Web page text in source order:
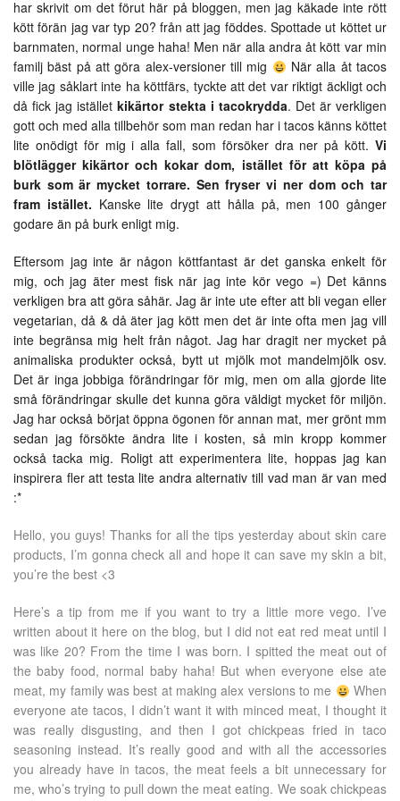
har skrivit om det förut här på bloggen, men jag käkade inte rött
kött förän jag var typ 20? från att jag föddes. Spottade ut köttet ur
barnmaten, normal unge haha! Men när alla andra åt kött var min
familj bäst på att göra alex-versioner till mig
När alla åt tacos
ville jag såklart inte ha köttfärs, tyckte att det var riktigt äckligt och
då fick jag iställetkikärtor stekta i tacokrydda. Det är verkligen
gott och med alla tillbehör som man redan har i tacos känns köttet
lite onödigt för mig i alla fall, som försöker dra ner på kött. Vi
blötlägger kikärtor och kokar dom, istället för att köpa på
burk som är mycket torrare. Sen fryser vi ner dom och tar
fram istället. Kanske lite drygt att hålla på, men 100 gånger
godare än på burk enligt mig.
Eftersom jag inte är någon köttfantast är det ganska enkelt för
mig, och jag äter mest fisk när jag inte kör vego =) Det känns
verkligen bra att göra såhär. Jag är inte ute efter att bli vegan eller
vegetarian, då & då äter jag kött men det är inte ofta men jag vill
inte begränsa mig helt från något. Jag har dragit ner mycket på
animaliska produkter också, bytt ut mjölk mot mandelmjölk osv.
Det är inga jobbiga förändringar för mig, men om alla gjorde lite
små förändringar skulle det kunna göra väldigt mycket för miljön.
Jag har också börjat öppna ögonen för annan mat, mer grönt mm
sedan jag försökte ändra lite i kosten, så min kropp kommer
också tacka mig. Roligt att experimentera lite, hoppas jag kan
inspirera fler att testa lite andra alternativ till vad man är van med
:*
Hello, you guys! Thanks for all the tips yesterday about skin care
products, I’m gonna check all and hope it can save my skin a bit,
you’re the best <3
Here’s a tip from me if you want to try a little more vego. I’ve
written about it here on the blog, but I did not eat red meat until I
was like 20? From the time I was born. I spitted the meat out of
the baby food, normal baby haha! But when everyone else ate
meat, my family was best at making alex versions to me
When
everyone ate tacos, I didn’t want it with minced meat, I thought it
was really disgusting, and then I got chickpeas fried in taco
seasoning instead. It’s really good and with all the accessories
you already have in tacos, the meat feels a bit unnecessary for
me, who’s trying to pull down the meat eating. We soak chickpeas